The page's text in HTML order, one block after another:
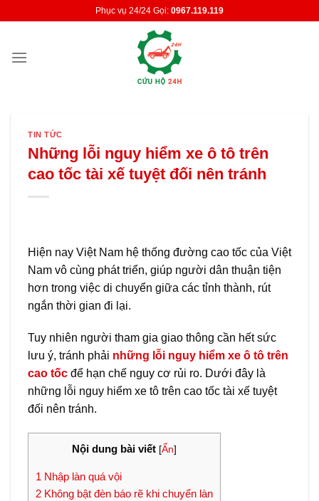
Phục vụ 24/24 Gọi: 0967.119.119
TIN TỨC
Những lỗi nguy hiểm xe ô tô trên
cao tốc tài xế tuyệt đối nên tránh
Hiện nay Việt Nam hệ thống đường cao tốc của Việt
Nam vô cùng phát triển, giúp người dân thuận tiện
hơn trong việc di chuyển giữa các tỉnh thành, rút
ngắn thời gian đi lại.
Tuy nhiên người tham gia giao thông cần hết sức
lưu ý, tránh phải những lỗi nguy hiểm xe ô tô trên
cao tốc để hạn chế nguy cơ rủi ro. Dưới đây là
những lỗi nguy hiểm xe tô trên cao tốc tài xế tuyệt
đối nên tránh.
Nội dung bài viết [Ẩn]
1 Nhập làn quá vội
2 Không bật đèn báo rẽ khi chuyển làn